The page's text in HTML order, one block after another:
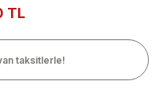
TL
taksitlerle!